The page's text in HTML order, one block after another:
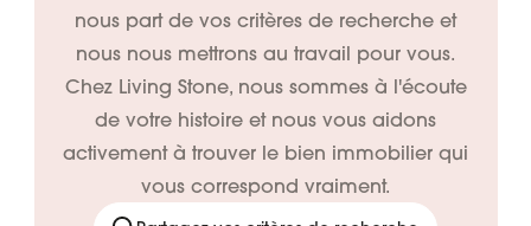
nous part de vos critères de recherche et
nous nous mettrons au travail pour vous.
Chez Living Stone, nous sommes à l'écoute
de votre histoire et nous vous aidons
activement à trouver le bien immobilier qui
vous correspond vraiment.